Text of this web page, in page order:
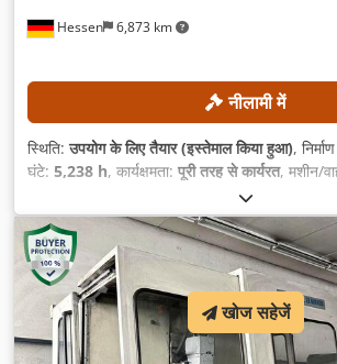
Hessen 6,873 km
नीलामी में
स्थिति:उपयोग के लिए तैयार (इस्तेमाल किया हुआ),
घंटे: 5,238 h, कार्यक्षमता: पूरी तरह से कार्यरत, मशीन/
, Y-अक्ष की यात्रा दूरी:
यात्रा दूरी:750 मिमी, कंट्रोलर मॉडल:Heidenhain
धुरी गति:
8,000 आरपीएम,